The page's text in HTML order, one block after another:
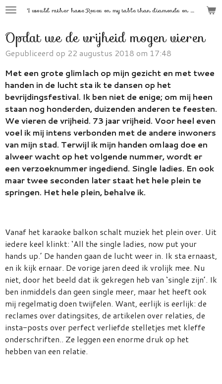
Ga
naar
hoofdinhoud
'
I would rather have Roses on my table than diamonds on my neck.'
Opdat we de vrijheid mogen vieren
Gepubliceerd op 22 augustus 2018 om 17:48
Met een grote glimlach op mijn gezicht en met twee
handen in de lucht sta ik te dansen op het
bevrijdingsfestival. Ik ben niet de enige; om mij heen
staan nog honderden, duizenden anderen te feesten.
We vieren de vrijheid. 73 jaar vrijheid. Voor heel even
voel ik mij intens verbonden met de andere inwoners
van mijn stad. Terwijl ik mijn handen omlaag doe en
alweer wacht op het volgende nummer, wordt er
een verzoeknummer ingediend. Single ladies. En ook
maar twee seconden later staat het hele plein te
springen. Het hele plein, behalve ik.
Vanaf het karaoke balkon schalt muziek het plein over. Uit
iedere keel klinkt: ‘All the single ladies, now put your
hands up.’ De handen gaan de lucht weer in. Ik sta ernaast,
en ik kijk ernaar. De vorige jaren deed ik vrolijk mee. Nu
niet, door het beeld dat ik gekregen heb van ‘single zijn’. Ik
ben inmiddels dan geen single meer, maar het heeft ook
mij regelmatig doen twijfelen. Want, eerlijk is eerlijk: de
reclames over datingsites, de artikelen over relaties, de
insta-posts over perfect verliefde stelletjes met kleffe
onderschriften.. Ze leggen een enorme druk op het
hebben van een relatie.